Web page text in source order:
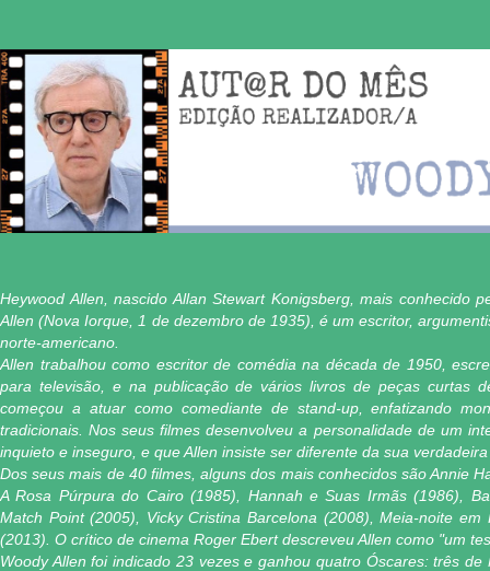
Heywood Allen, nascido Allan Stewart Konigsberg, mais conhecido
Allen (Nova Iorque, 1 de dezembro de 1935), é um escritor,
norte-americano.
Allen trabalhou como escritor de comédia na década de 1950,
para televisão, e na publicação de vários livros de peças curtas
começou a atuar como comediante de stand-up, enfatizando
tradicionais. Nos seus filmes desenvolveu a personalidade de um
inquieto e inseguro, e que Allen insiste ser diferente da sua
Dos seus mais de 40 filmes, alguns dos mais conhecidos são Annie
A Rosa Púrpura do Cairo (1985), Hannah e Suas Irmãs (1986),
Match Point (2005), Vicky Cristina Barcelona (2008), Meia-noite em
(2013). O crítico de cinema Roger Ebert descreveu Allen como "um
Woody Allen foi indicado 23 vezes e ganhou quatro Óscares: três de